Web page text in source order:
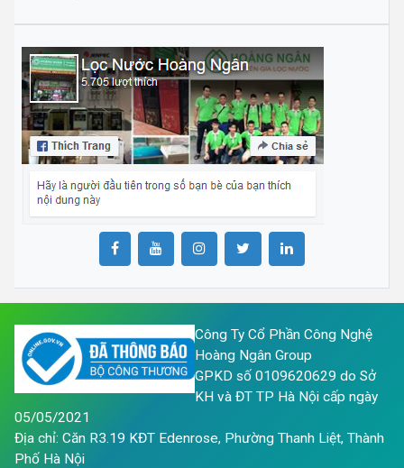
Công Ty Cổ Phần Công Nghệ
Hoàng Ngân Group
GPKD số 0109620629 do Sở
KH và ĐT TP Hà Nội cấp ngày
05/05/2021
Địa chỉ: Căn R3.19 KĐT Edenrose, Phường Thanh Liệt, Thành
Phố Hà Nội